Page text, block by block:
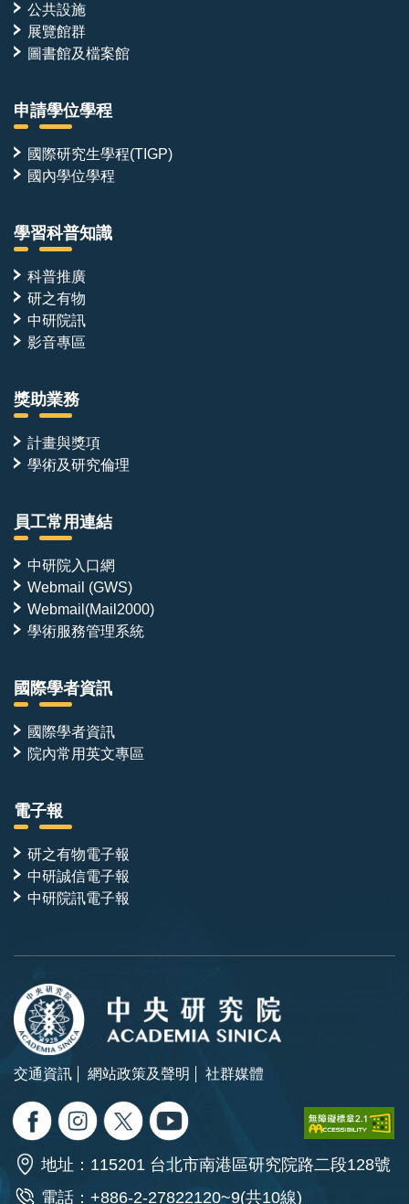
公共設施
展覽館群
圖書館及檔案館
申請學位學程
國際研究生學程(TIGP)
國內學位學程
學習科普知識
科普推廣
研之有物
中研院訊
影音專區
獎助業務
計畫與獎項
學術及研究倫理
員工常用連結
中研院入口網
Webmail (GWS)
Webmail(Mail2000)
學術服務管理系統
國際學者資訊
國際學者資訊
院內常用英文專區
電子報
研之有物電子報
中研誠信電子報
中研院訊電子報
交通資訊 網站政策及聲明 社群媒體
地址：115201 台北市南港區研究院路二段128號
電話：+886-2-27822120~9(共10線)